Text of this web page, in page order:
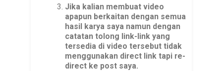
Jika kalian membuat video
apapun berkaitan dengan semua
hasil karya saya namun dengan
catatan tolong link-link yang
tersedia di video tersebut tidak
menggunakan direct link tapi re-
direct ke post saya.